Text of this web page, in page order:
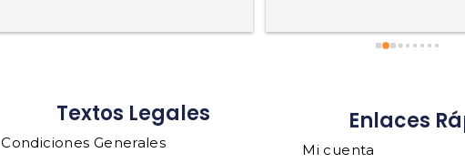
Textos Legales
Condiciones Generales
Enlaces
Mi cuenta